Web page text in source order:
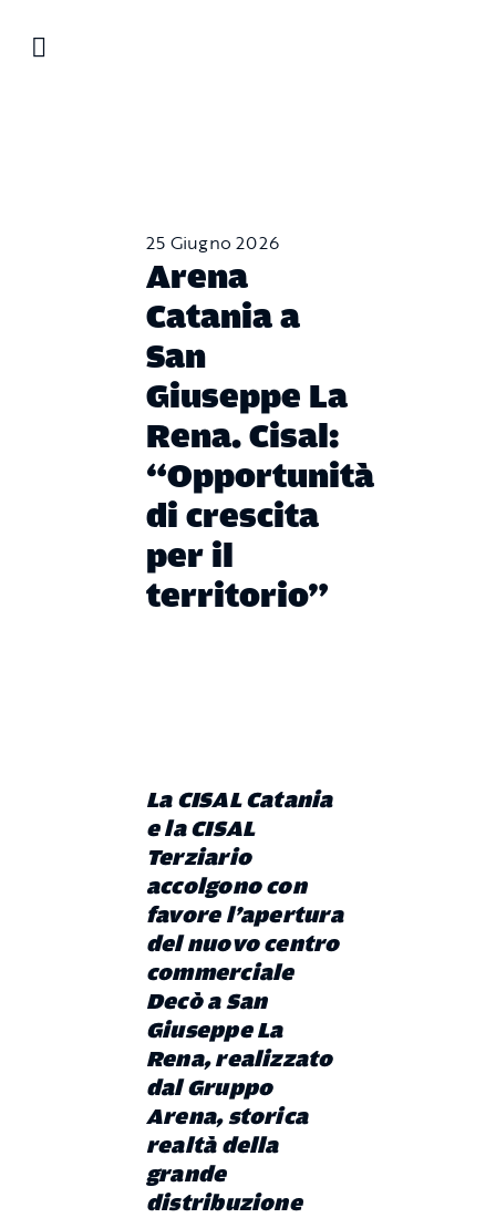
25 Giugno 2026
Arena
Catania a
San
Giuseppe La
Rena. Cisal:
“Opportunità
di crescita
per il
territorio”
La CISAL Catania
e la CISAL
Terziario
accolgono con
favore l’apertura
del nuovo centro
commerciale
Decò a San
Giuseppe La
Rena, realizzato
dal Gruppo
Arena, storica
realtà della
grande
distribuzione